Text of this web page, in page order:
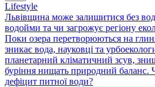
Lifestyle
Львівщина може залишитися без
водойми та чи загрожує регіону
Поки озера перетворюються на
зникає вода, науковці та
планетарний кліматичний зсув,
буріння нищать природний баланс.
дефіцит питної води?